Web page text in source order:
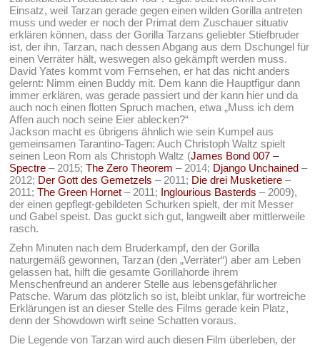
Einsatz, weil Tarzan gerade gegen einen wilden Gorilla antreten
muss und weder er noch der Primat dem Zuschauer situativ
erklären können, dass der Gorilla Tarzans geliebter Stiefbruder
ist, der ihn, Tarzan, nach dessen Abgang aus dem Dschungel für
einen Verräter hält, weswegen also gekämpft werden muss.
David Yates kommt vom Fernsehen, er hat das nicht anders
gelernt: Nimm einen Buddy mit. Dem kann die Hauptfigur dann
immer erklären, was gerade passiert und der kann hier und da
auch noch einen flotten Spruch machen, etwa „Muss ich dem
Affen auch noch seine Eier ablecken?“
Jackson macht es übrigens ähnlich wie sein Kumpel aus
gemeinsamen Tarantino-Tagen: Auch Christoph Waltz spielt
seinen Leon Rom als Christoph Waltz (James Bond 007 –
Spectre – 2015;The Zero Theorem – 2014; Django Unchained –
2012; Der Gott des Gemetzels – 2011; Die drei Musketiere –
2011;The Green Hornet – 2011; Inglourious Basterds – 2009),
der einen gepflegt-gebildeten Schurken spielt, der mit Messer
und Gabel speist. Das guckt sich gut, langweilt aber mittlerweile
rasch.
Zehn Minuten nach dem Bruderkampf, den der Gorilla
naturgemäß gewonnen, Tarzan (den „Verräter“) aber am Leben
gelassen hat, hilft die gesamte Gorillahorde ihrem
Menschenfreund an anderer Stelle aus lebensgefährlicher
Patsche. Warum das plötzlich so ist, bleibt unklar, für wortreiche
Erklärungen ist an dieser Stelle des Films gerade kein Platz,
denn der Showdown wirft seine Schatten voraus.
Die Legende von Tarzan wird auch diesen Film überleben, der